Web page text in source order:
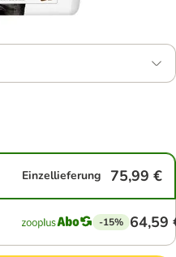
Einzellieferung 75,99 €
-15% 64,59